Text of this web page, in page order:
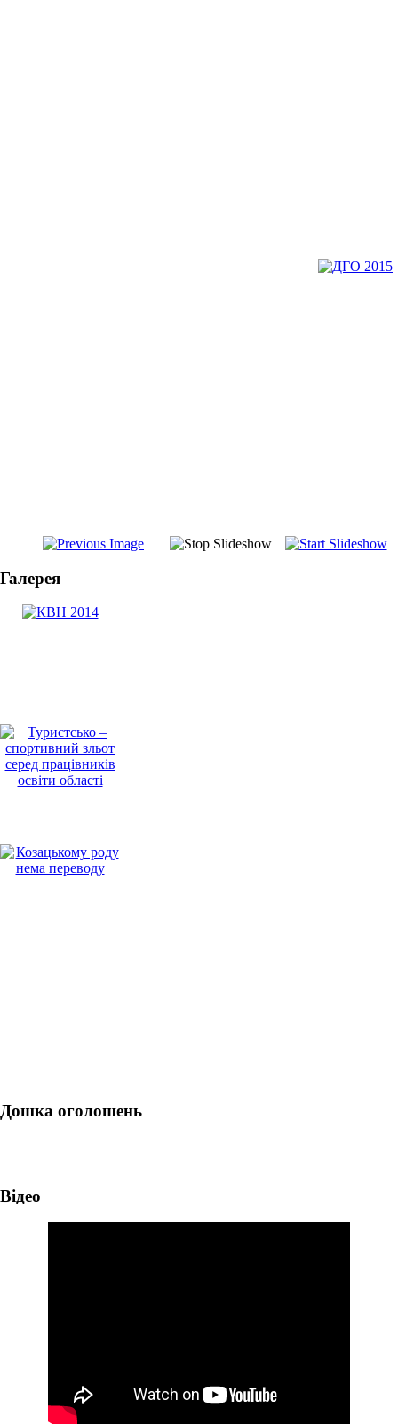
Галерея
Дошка оголошень
Відео